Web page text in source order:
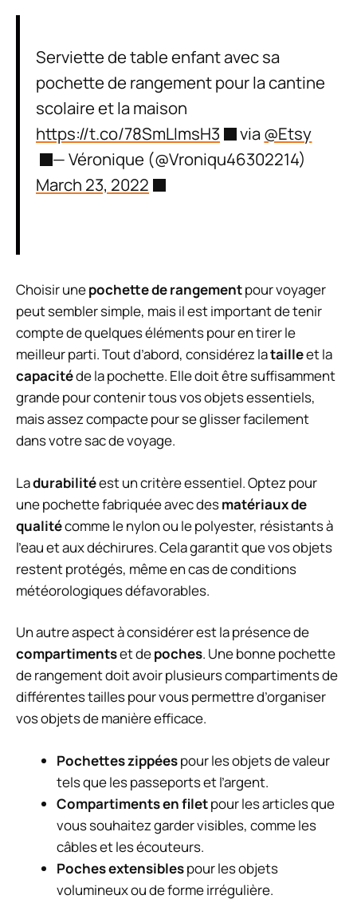
Serviette de table enfant avec sa
pochette de rangement pour la cantine
scolaire et la maison
https://t.co/78SmLImsH3
via@Etsy
— Véronique (@Vroniqu46302214)
March 23, 2022
Choisir unepochette de rangementpour voyager
peut sembler simple, mais il est important de tenir
compte de quelques éléments pour en tirer le
meilleur parti. Tout d’abord, considérez latailleet la
capacitéde la pochette. Elle doit être suffisamment
grande pour contenir tous vos objets essentiels,
mais assez compacte pour se glisser facilement
dans votre sac de voyage.
Ladurabilitéest un critère essentiel. Optez pour
une pochette fabriquée avec desmatériaux de
qualitécomme le nylon ou le polyester, résistants à
l’eau et aux déchirures. Cela garantit que vos objets
restent protégés, même en cas de conditions
météorologiques défavorables.
Un autre aspect à considérer est la présence de
compartimentset depoches. Une bonne pochette
de rangement doit avoir plusieurs compartiments de
différentes tailles pour vous permettre d’organiser
vos objets de manière efficace.
Pochettes zippéespour les objets de valeur
tels que les passeports et l’argent.
Compartiments en filetpour les articles que
vous souhaitez garder visibles, comme les
câbles et les écouteurs.
Poches extensiblespour les objets
volumineux ou de forme irrégulière.